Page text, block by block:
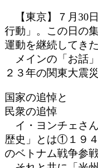
【東京】７月30
行動」。この日の
運動を継続してき
メインの「お話
２３年の関東大震
国家の追悼と
民衆の追悼
イ・ヨンチェさ
歴史」とは①１９
のベトナム戦争参